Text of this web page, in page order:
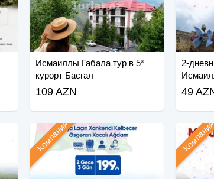
Исмаиллы Габала тур в 5*
курорт Басгал
109 AZN
2-
49
Компания